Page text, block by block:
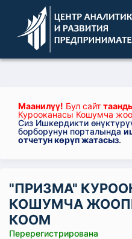
Маанилүү! Бул сайт
Курооканасы Кошумча
Сиз Ишкердикти
борборунун порталында
отчетун көрүп жатасыз.
"ПРИЗМА"
КОШУМЧА
КООМ
Перерегистрирована